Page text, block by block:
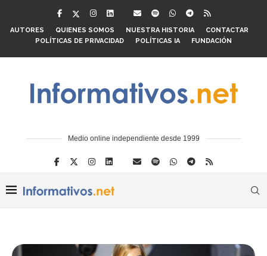
AUTORES QUIENES SOMOS NUESTRA HISTORIA
CONTACTAR
POLÍTICAS DE PRIVACIDAD
POLÍTICAS IA FUNDACIÓN
Medio online independiente desde 1999